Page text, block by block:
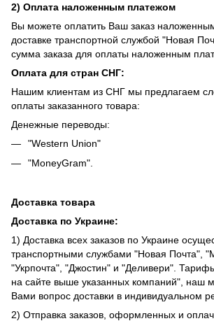
2) Оплата наложенным платежом
Вы можете оплатить Ваш заказ
доставке транспортной службой "Новая
сумма заказа для оплаты наложенным
Оплата для стран СНГ:
Нашим клиентам из СНГ мы предлагаем
оплаты заказанного товара:
Денежные переводы:
"Western Union"
"MoneyGram".
Доставка товара
Доставка по Украине:
1) Доставка всех заказов по Украине
транспортными службами "Новая Почта",
"Укрпочта", "Джостин" и "Деливери".
на сайте выше указанных компаний", наш
Вами вопрос доставки в индивидуальном
2) Отправка заказов, оформленных и